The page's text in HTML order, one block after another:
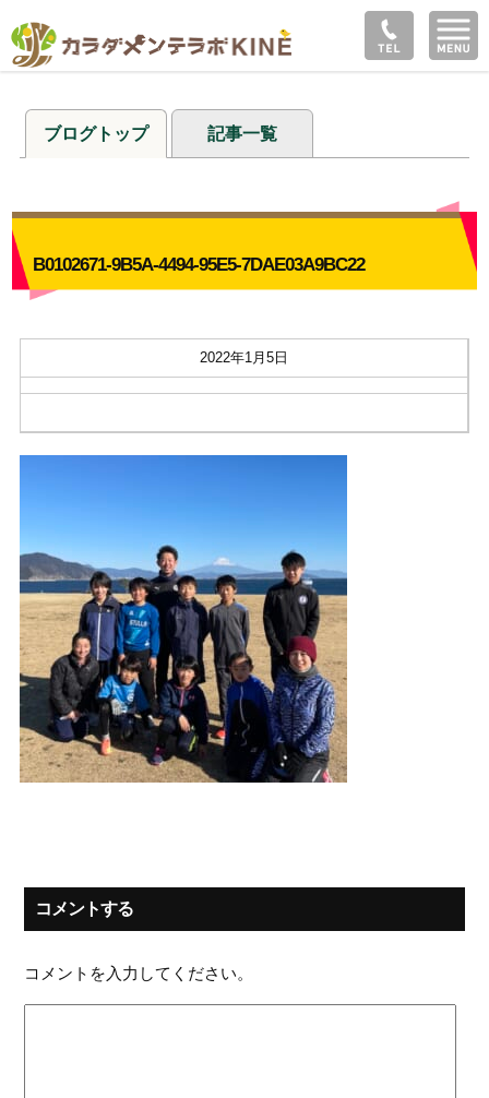
ブログトップ 記事一覧
B0102671-9B5A-4494-95E5-7DAE03A9BC22
2022年1月5日
コメントする
コメントを入力してください。